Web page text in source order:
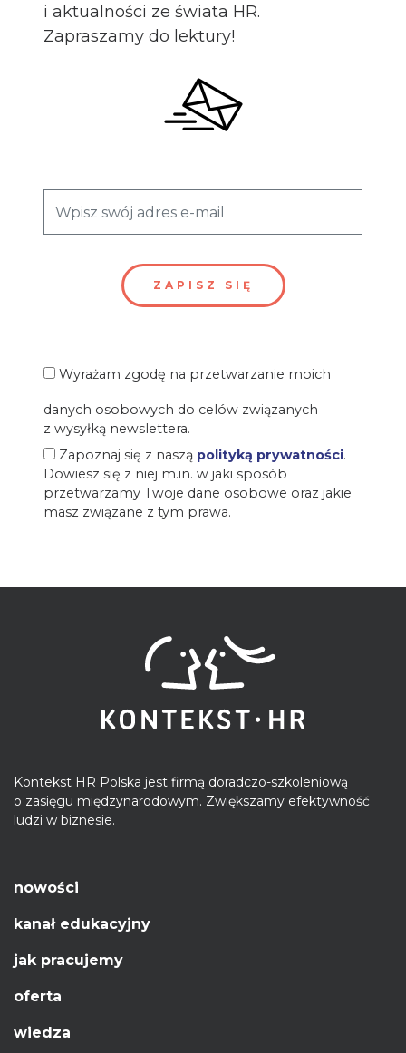
i aktualności ze świata HR.
Zapraszamy do lektury!
Wyrażam zgodę na przetwarzanie moich
danych osobowych do celów związanych
z wysyłką newslettera.
Zapoznaj się z naszą polityką prywatności.
Dowiesz się z niej m.in. w jaki sposób
przetwarzamy Twoje dane osobowe oraz jakie
masz związane z tym prawa.
Kontekst HR Polska jest firmą doradczo-szkoleniową
o zasięgu międzynarodowym. Zwiększamy efektywność
ludzi w biznesie.
nowości
kanał edukacyjny
jak pracujemy
oferta
wiedza